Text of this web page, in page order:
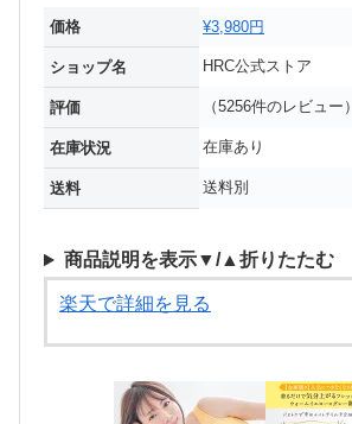
価格 ¥3,980円
ショップ名 HRC公式ストア
評価 （5256件のレビュー）
在庫状況 在庫あり
送料 送料別
商品説明を表示▼/▲折りたたむ
楽天で詳細を見る